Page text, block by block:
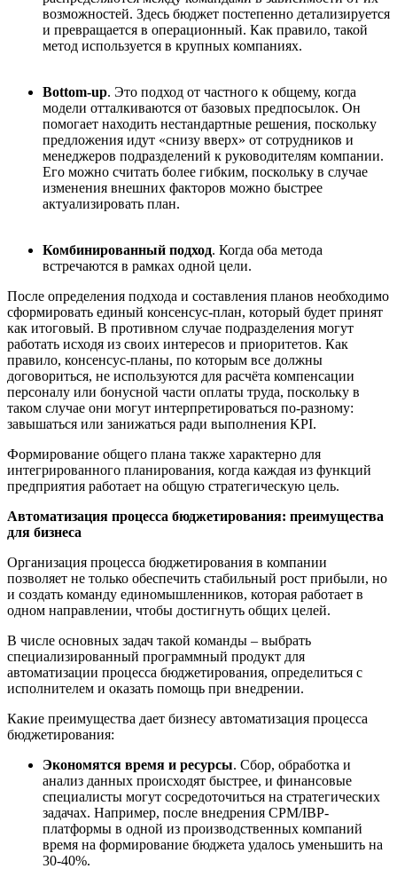
возможностей. Здесь бюджет постепенно детализируется
и превращается в операционный. Как правило, такой
метод используется в крупных компаниях.
Bottom-up. Это подход от частного к общему, когда
модели отталкиваются от базовых предпосылок. Он
помогает находить нестандартные решения, поскольку
предложения идут «снизу вверх» от сотрудников и
менеджеров подразделений к руководителям компании.
Его можно считать более гибким, поскольку в случае
изменения внешних факторов можно быстрее
актуализировать план.
Комбинированный подход. Когда оба метода
встречаются в рамках одной цели.
После определения подхода и составления планов необходимо
сформировать единый консенсус-план, который будет принят
как итоговый. В противном случае подразделения могут
работать исходя из своих интересов и приоритетов. Как
правило, консенсус-планы, по которым все должны
договориться, не используются для расчёта компенсации
персоналу или бонусной части оплаты труда, поскольку в
таком случае они могут интерпретироваться по-разному:
завышаться или занижаться ради выполнения KPI.
Формирование общего плана также характерно для
интегрированного планирования, когда каждая из функций
предприятия работает на общую стратегическую цель.
Автоматизация процесса бюджетирования: преимущества
для бизнеса
Организация процесса бюджетирования в компании
позволяет не только обеспечить стабильный рост прибыли, но
и создать команду единомышленников, которая работает в
одном направлении, чтобы достигнуть общих целей.
В числе основных задач такой команды – выбрать
специализированный программный продукт для
автоматизации процесса бюджетирования, определиться с
исполнителем и оказать помощь при внедрении.
Какие преимущества дает бизнесу автоматизация процесса
бюджетирования:
Экономятся время и ресурсы. Сбор, обработка и
анализ данных происходят быстрее, и финансовые
специалисты могут сосредоточиться на стратегических
задачах. Например, после внедрения CPM/IBP-
платформы в одной из производственных компаний
время на формирование бюджета удалось уменьшить на
30-40%.